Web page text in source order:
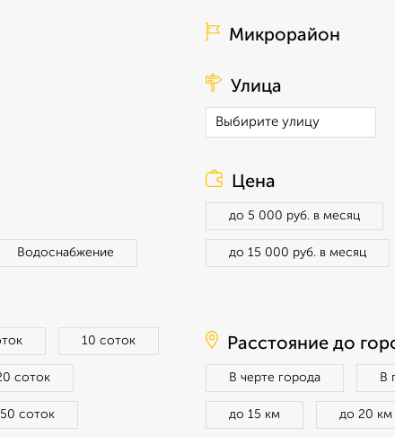
Микрорайон
Улица
Водоснабжение
Цена
до 5 000 руб. в месяц
до 15 000 руб. в месяц
10 соток
соток
50 соток
Расстояние до
В черте города В
до 15 км до 20 км